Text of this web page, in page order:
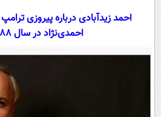
خودرو
جامعه
اجتماعی
حوادث
یک برش دانایی
ورزشی
بین الملل
سیاست خارجی
فرهنگ و هنر
علم و دانش
احمد زیدآبادی درباره پیروزی
احمدی‌نژاد در سال 88 است !»